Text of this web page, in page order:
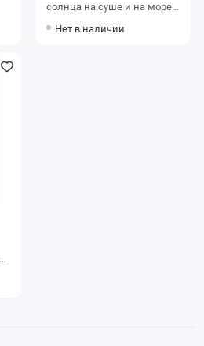
солнца на суше и на море
Нет в наличии